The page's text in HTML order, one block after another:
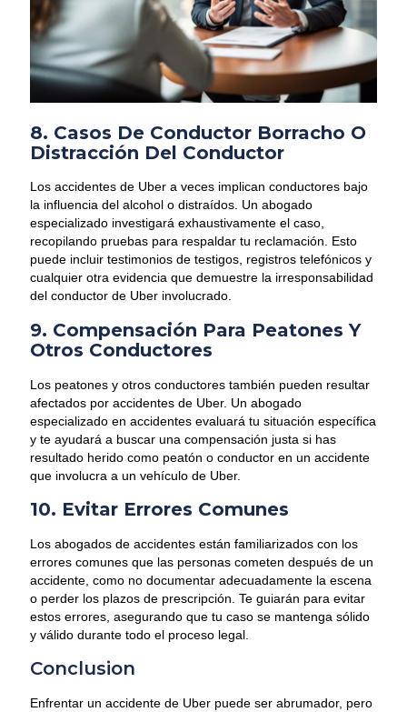
8. Casos De Conductor Borracho O
Distracción Del Conductor
Los accidentes de Uber a veces implican conductores bajo
la influencia del alcohol o distraídos. Un abogado
especializado investigará exhaustivamente el caso,
recopilando pruebas para respaldar tu reclamación. Esto
puede incluir testimonios de testigos, registros telefónicos y
cualquier otra evidencia que demuestre la irresponsabilidad
del conductor de Uber involucrado.
9. Compensación Para Peatones Y
Otros Conductores
Los peatones y otros conductores también pueden resultar
afectados por accidentes de Uber. Un abogado
especializado en accidentes evaluará tu situación específica
y te ayudará a buscar una compensación justa si has
resultado herido como peatón o conductor en un accidente
que involucra a un vehículo de Uber.
10. Evitar Errores Comunes
Los abogados de accidentes están familiarizados con los
errores comunes que las personas cometen después de un
accidente, como no documentar adecuadamente la escena
o perder los plazos de prescripción. Te guiarán para evitar
estos errores, asegurando que tu caso se mantenga sólido
y válido durante todo el proceso legal.
Conclusion
Enfrentar un accidente de Uber puede ser abrumador, pero